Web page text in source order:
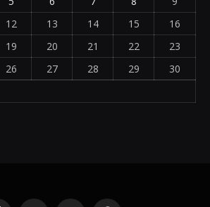
12 13 14 15
16
19 20 21 22
23
26 27 28 29
30